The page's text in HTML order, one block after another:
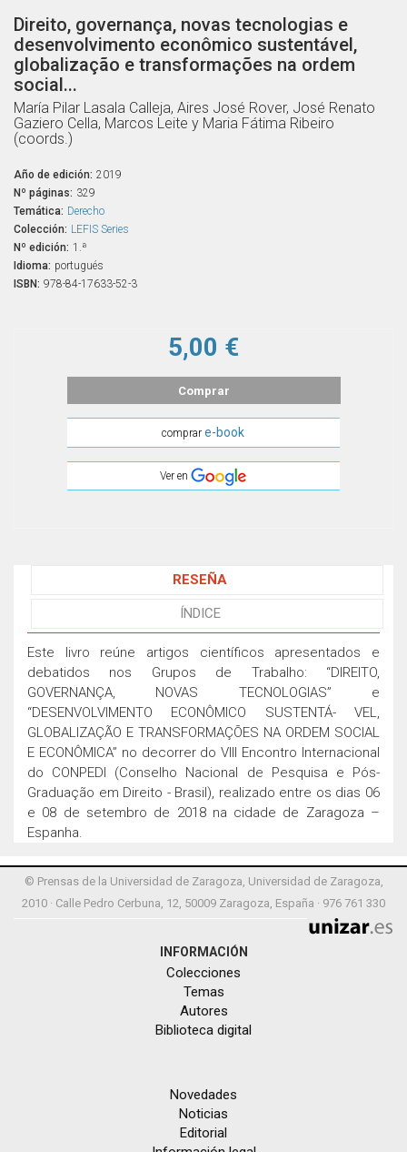
Direito, governança, novas tecnologias e
desenvolvimento econômico sustentável,
globalização e transformações na ordem
social...
María Pilar Lasala Calleja, Aires José Rover, José Renato
Gaziero Cella, Marcos Leite y Maria Fátima Ribeiro
(coords.)
Año de edición: 2019
Nº páginas: 329
Temática: Derecho
Colección: LEFIS Series
Nº edición: 1.ª
Idioma: portugués
ISBN: 978-84-17633-52-3
5,00 €
Comprar
comprare-book
Ver en
RESEÑA
ÍNDICE
Este livro reúne artigos científicos apresentados e
debatidos nos Grupos de Trabalho: “DIREITO,
GOVERNANÇA, NOVAS TECNOLOGIAS” e
“DESENVOLVIMENTO ECONÔMICO SUSTENTÁ- VEL,
GLOBALIZAÇÃO E TRANSFORMAÇÕES NA ORDEM SOCIAL
E ECONÔMICA” no decorrer do VIII Encontro Internacional
do CONPEDI (Conselho Nacional de Pesquisa e Pós-
Graduação em Direito - Brasil), realizado entre os dias 06
e 08 de setembro de 2018 na cidade de Zaragoza –
Espanha.
© Prensas de la Universidad de Zaragoza, Universidad de Zaragoza,
2010 · Calle Pedro Cerbuna, 12, 50009 Zaragoza, España · 976 761 330
INFORMACIÓN
Colecciones
Temas
Autores
Biblioteca digital
Novedades
Noticias
Editorial